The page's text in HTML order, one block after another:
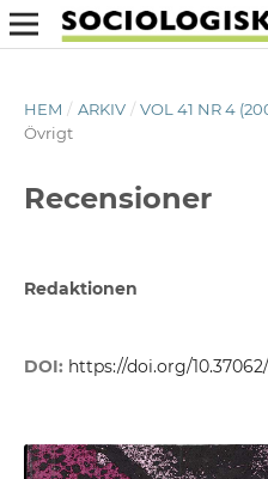
HEM / ARKIV / VOL 41 NR 4
Övrigt
Recensioner
Redaktionen
DOI: https://doi.org/10.37062/